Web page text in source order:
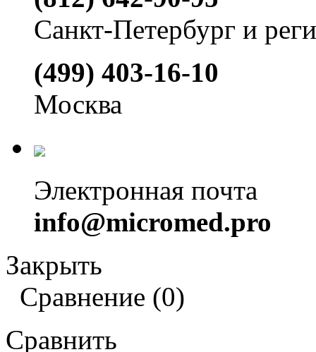
Санкт-Петербург и
(499) 403-16-10
Москва
Электронная почта
info@micromed.pro
Закрыть
Сравнение (0)
Сравнить